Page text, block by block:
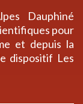
Dauphiné
pour
et depuis la
dispositif Les